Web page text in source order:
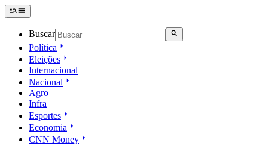
Buscar
Política
Eleições
Internacional
Nacional
Agro
Infra
Esportes
Economia
CNN Money